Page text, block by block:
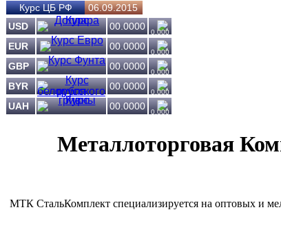
Курс ЦБ РФ
06.09.2015
USD
00.0000
0.000
EUR 00.0000
0.000
GBP 00.0000
0.000
BYR 00.0000
0.000
UAH 00.0000
0.000
Металлоторговая
МТК СтальКомплект специализируется на оптовых и